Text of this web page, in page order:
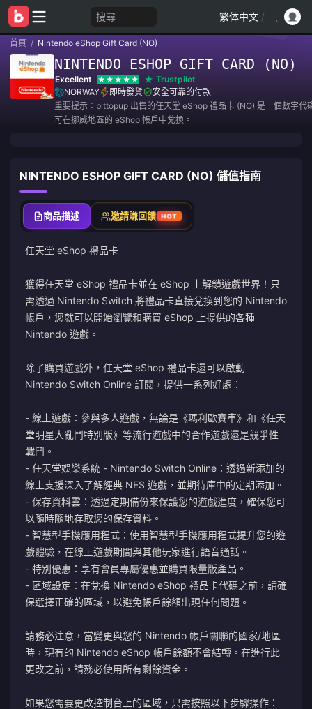
搜尋 繁体中文 /
首頁 / Nintendo eShop Gift Card (NO)
NINTENDO ESHOP GIFT CARD (NO)
Excellent
Trustpilot
NORWAY
即時發貨
安全可靠的付款
重要提示：bittopup 出售的任天堂 eShop 禮品卡 (NO) 是一個數字代
可在挪威地區的 eShop 帳戶中兌換。
NINTENDO ESHOP GIFT CARD (NO) 儲值指南
商品描述 邀請賺回饋 HOT
任天堂 eShop 禮品卡
獲得任天堂 eShop 禮品卡並在 eShop 上解鎖遊戲世界！只
需透過 Nintendo Switch 將禮品卡直接兌換到您的 Nintendo
帳戶，您就可以開始瀏覽和購買 eShop 上提供的各種
Nintendo 遊戲。
除了購買遊戲外，任天堂 eShop 禮品卡還可以啟動
Nintendo Switch Online 訂閱，提供一系列好處：
- 線上遊戲：參與多人遊戲，無論是《瑪利歐賽車》和《任天
堂明星大亂鬥特別版》等流行遊戲中的合作遊戲還是競爭性
戰鬥。
- 任天堂娛樂系統 - Nintendo Switch Online：透過新添加的
線上支援深入了解經典 NES 遊戲，並期待庫中的定期添加。
- 保存資料雲：透過定期備份來保護您的遊戲進度，確保您可
以隨時隨地存取您的保存資料。
- 智慧型手機應用程式：使用智慧型手機應用程式提升您的遊
戲體驗，在線上遊戲期間與其他玩家進行語音通話。
- 特別優惠：享有會員專屬優惠並購買限量版產品。
- 區域設定：在兌換 Nintendo eShop 禮品卡代碼之前，請確
保選擇正確的區域，以避免帳戶餘額出現任何問題。
請務必注意，當變更與您的 Nintendo 帳戶關聯的國家/地區
時，現有的 Nintendo eShop 帳戶餘額不會結轉。在進行此
更改之前，請務必使用所有剩餘資金。
如果您需要更改控制台上的區域，只需按照以下步驟操作：